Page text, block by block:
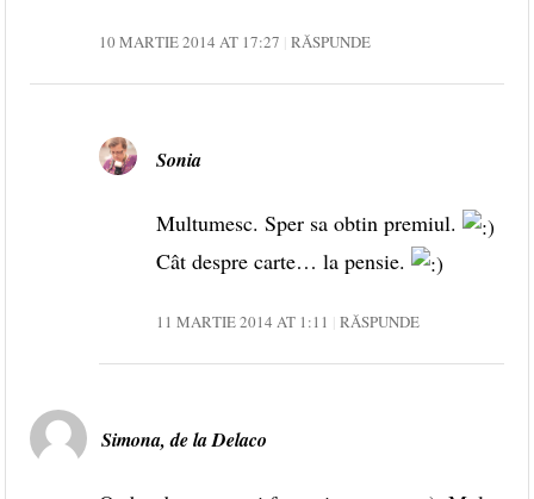
10 MARTIE 2014 AT 17:27 RĂSPUNDE
Sonia
Multumesc. Sper sa obtin premiul.
Cât despre carte… la pensie.
11 MARTIE 2014 AT 1:11 RĂSPUNDE
Simona, de la Delaco